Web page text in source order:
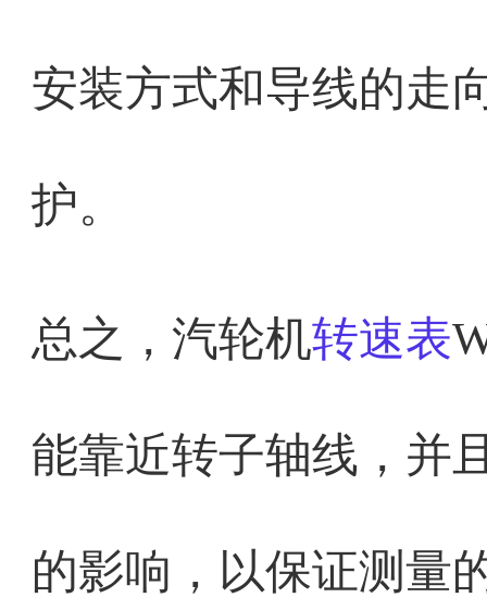
安装方式和导线的走
护。
总之，汽轮机转速表
能靠近转子轴线，并
的影响，以保证测量